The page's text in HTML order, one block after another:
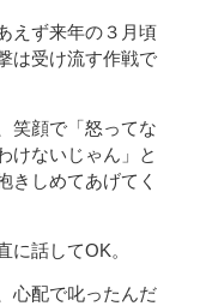
えず来年の３月頃
は受け流す作戦で
笑顔で「怒ってな
けないじゃん」と
きしめてあげてく
に話してOK。
心配で叱ったんだ